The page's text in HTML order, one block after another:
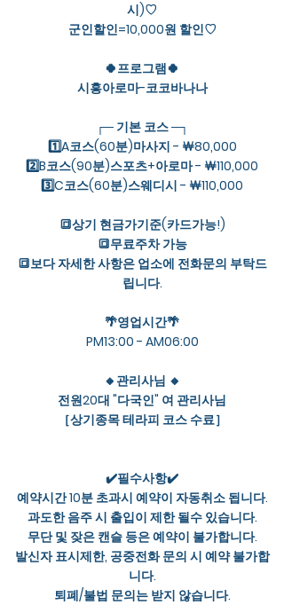
시)♡
군인할인=10,000원 할인♡
🍀프로그램🍀
시흥아로마-코코바나나
┌─ 기본 코스 ─┐
1️⃣A코스(60분)마사지 - ￦80,000
2️⃣B코스(90분)스포츠+아로마 - ￦110,000
3️⃣C코스(60분)스웨디시 - ￦110,000
🔳상기 현금가기준(카드가능!)
🔳무료주차 가능
🔳보다 자세한 사항은 업소에 전화문의 부탁드
립니다.
🌴영업시간🌴
PM13:00 - AM06:00
🔸관리사님 🔸
전원20대 "다국인" 여 관리사님
［상기종목 테라피 코스 수료］
✔️필수사항✔️
예약시간 10분 초과시 예약이 자동취소 됩니다.
과도한 음주 시 출입이 제한 될수 있습니다.
무단 및 잦은 캔슬 등은 예약이 불가합니다.
발신자 표시제한, 공중전화 문의 시 예약 불가합
니다.
퇴폐/불법 문의는 받지 않습니다.